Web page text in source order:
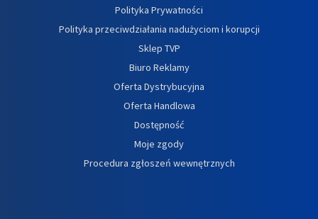
Polityka Prywatności
Polityka przeciwdziałania nadużyciom i korupcji
Sklep TVP
Biuro Reklamy
Oferta Dystrybucyjna
Oferta Handlowa
Dostępność
Moje zgody
Procedura zgłoszeń wewnętrznych